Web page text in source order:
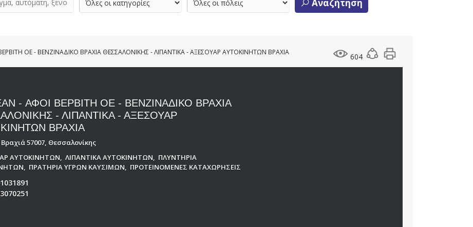
Αναζήτηση
604
ΟΕ - ΒΕΝΖΙΝΑΔΙΚΟ ΒΡΑΧΙΑ ΘΕΣΣΑΛΟΝΙΚΗΣ - ΛΙΠΑΝΤΙΚΑ - ΑΞΕΣΟΥΑΡ ΑΥΤΟΚΙΝΗΤΩΝ ΒΡΑΧΙΑ
- ΑΦΟΙ ΒΕΡΒΙΤΗ ΟΕ - ΒΕΝΖΙΝΑΔΙΚΟ ΒΡΑΧΙΑ
- ΛΙΠΑΝΤΙΚΑ - ΑΞΕΣΟΥΑΡ
ΒΡΑΧΙΑ
57007, Θεσσαλονίκης
ΑΥΤΟΚΙΝΗΤΩΝ ,ΛΙΠΑΝΤΙΚΑ ΑΥΤΟΚΙΝΗΤΩΝ
ΠΛΥΝΤΗΡΙΑ
ΠΡΑΤΗΡΙΑ ΥΓΡΩΝ ΚΑΥΣΙΜΩΝ ΠΡΟΤΕΙΝΟΜΕΝΕΣ ΚΑΤΑΧΩΡΗΣΕΙΣ